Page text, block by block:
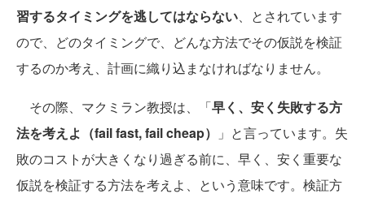
習するタイミングを逃してはならない、とされています
ので、どのタイミングで、どんな方法でその仮説を検証
するのか考え、計画に織り込まなければなりません。
その際、マクミラン教授は、「早く、安く失敗する方
法を考えよ（fail fast, fail cheap）
」と言っています。失
敗のコストが大きくなり過ぎる前に、早く、安く重要な
仮説を検証する方法を考えよ、という意味です。検証方